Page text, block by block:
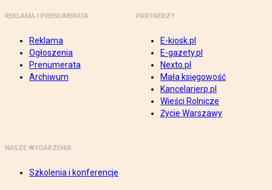
REKLAMA I PRENUMERATA
Reklama
Ogłoszenia
Prenumerata
Archiwum
PARTNERZY
E-kiosk.pl
E-gazety.pl
Nexto.pl
Mała księgowość
Kancelarierp.pl
Wieści Rolnicze
Życie Warszawy
NASZE WYDARZENIA
Szkolenia i konferencje